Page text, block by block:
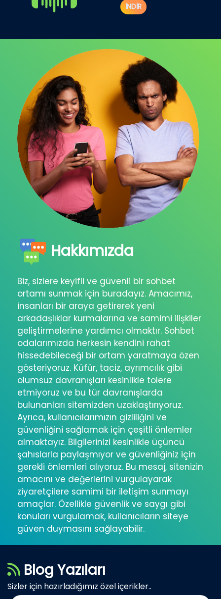
İNDİR
Hakkımızda
Biz, sizlere keyifli ve güvenli bir sohbet
ortamı sunmak için buradayız. Amacımız,
insanları bir araya getirerek yeni
arkadaşlıklar kurmalarına ve samimi ilişkiler
geliştirmelerine yardımcı olmaktır. Sohbet
odalarımızda herkesin kendini rahat
hissedebileceği bir ortam yaratmaya özen
gösteriyoruz. Küfür, taciz, ayrımcılık gibi
olumsuz davranışları kesinlikle tolere
etmiyoruz ve bu tür davranışlarda
bulunanları sitemizden uzaklaştırıyoruz.
Ayrıca, kullanıcılarımızın gizliliğini ve
güvenliğini sağlamak için çeşitli önlemler
almaktayız. Bilgilerinizi kesinlikle üçüncü
şahıslarla paylaşmıyor ve güvenliğiniz için
gerekli önlemleri alıyoruz. Bu mesaj, sitenizin
amacını ve değerlerini vurgulayarak
ziyaretçilere samimi bir iletişim sunmayı
amaçlar. Özellikle güvenlik ve saygı gibi
konuları vurgulamak, kullanıcıların siteye
güven duymasını sağlayabilir.
Blog Yazıları
Sizler için hazırladığımız özel içerikler..